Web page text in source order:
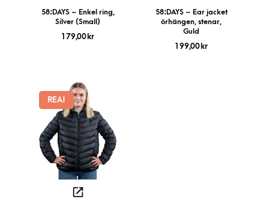
58:DAYS – Enkel ring,
Silver (Small)
179,00 kr
58:DAYS – Ear jacket
örhängen, stenar,
Guld
199,00 kr
REA!